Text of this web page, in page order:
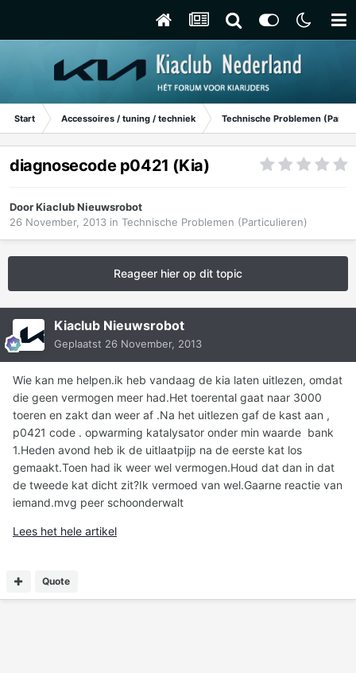
Start Accessoires / tuning / techniek Technische Problemen
diagnosecode p0421 (Kia)
DoorKiaclub Nieuwsrobot
26 November, 2013 in Technische Problemen (Particulieren)
Reageer hier op dit topic
Kiaclub Nieuwsrobot
Geplaatst 26 November, 2013
Wie kan me helpen.ik heb vandaag de kia laten uitlezen, omdat
die geen vermogen meer had.Het toerental gaat naar 3000
toeren en zakt dan weer af .Na het uitlezen gaf de kast aan ,
p0421 code . opwarming katalysator onder min waarde bank
1.Heden avond heb ik de uitlaatpijp na de eerste kat los
gemaakt.Toen had ik weer wel vermogen.Houd dat dan in dat
de tweede kat dicht zit?Ik vermoed van wel.Gaarne reactie van
iemand.mvg peer schoonderwalt
Lees het hele artikel
Quote